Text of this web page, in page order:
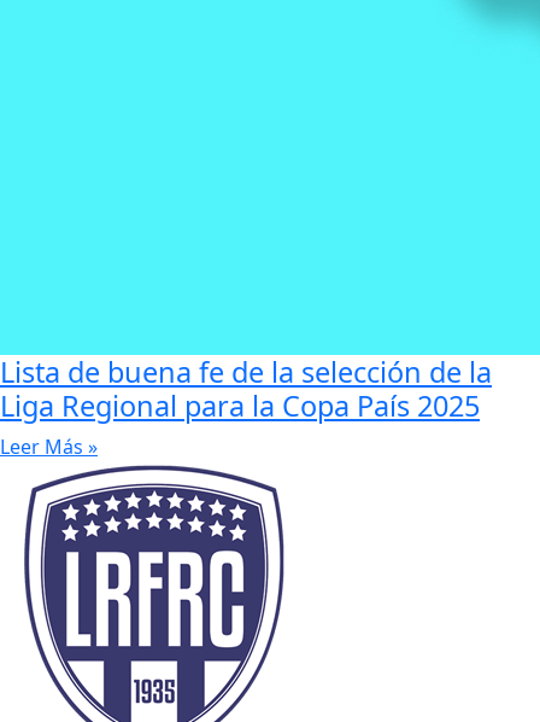
Lista de buena fe de la selección de la
Liga Regional para la Copa País 2025
Leer Más »